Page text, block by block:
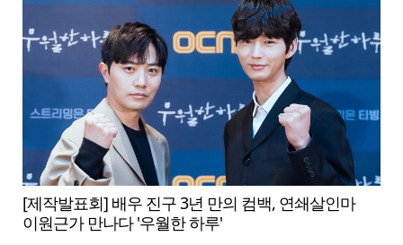
[제작발표회] 배우 진구 3년 만의 컴백, 연쇄살인마
이원근가 만나다 '우월한 하루'